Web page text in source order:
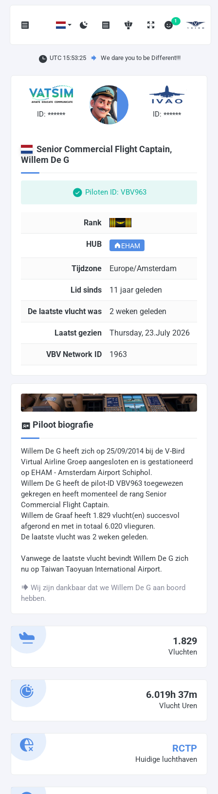
1
UTC 15:53:26 We dare you to be Different!!!
ID: ****** ID: ******
Senior Commercial Flight Captain,
Willem De G
Piloten ID: VBV963
Rank
HUB EHAM
Tijdzone Europe/Amsterdam
Lid sinds 11 jaar geleden
De laatste vlucht was 2 weken geleden
Laatst gezien Thursday, 23.July 2026
VBV Network ID 1963
Piloot biografie
Willem De G heeft zich op 25/09/2014 bij de V-Bird
Virtual Airline Groep aangesloten en is gestationeerd
op EHAM - Amsterdam Airport Schiphol.
Willem De G heeft de pilot-ID VBV963 toegewezen
gekregen en heeft momenteel de rang Senior
Commercial Flight Captain.
Willem de Graaf heeft 1.829 vlucht(en) succesvol
afgerond en met in totaal 6.020 vlieguren.
De laatste vlucht was 2 weken geleden.
Vanwege de laatste vlucht bevindt Willem De G zich
nu op Taiwan Taoyuan International Airport.
Wij zijn dankbaar dat we Willem De G aan boord
hebben.
1.829
Vluchten
6.019h 37m
Vlucht Uren
RCTP
Huidige luchthaven